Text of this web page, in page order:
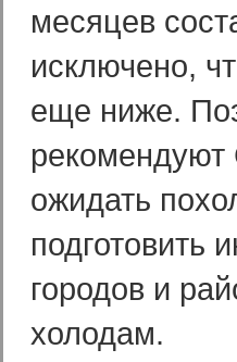
месяцев
исключено,
еще ниже.
ожидать
подготовить
городов и
холодам.